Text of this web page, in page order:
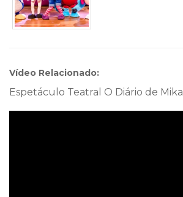
Vídeo Relacionado:
Espetáculo Teatral O Diário de Mika